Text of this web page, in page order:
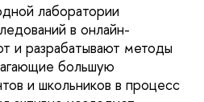
лаборатории
в онлайн-
и разрабатывают методы
большую
и школьников в процесс